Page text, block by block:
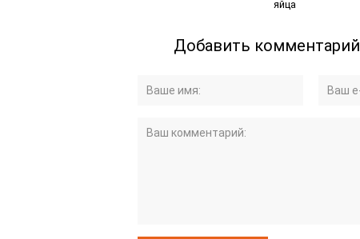
яйца
Добавить комментарий